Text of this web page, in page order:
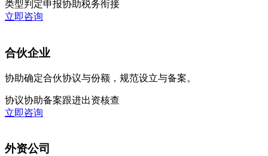
类型判定申报协助税务衔接
立即咨询
合伙企业
协助确定合伙协议与份额，规范设立与备案。
协议协助备案跟进出资核查
立即咨询
外资公司